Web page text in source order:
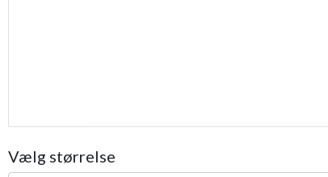
Vælg størrelse